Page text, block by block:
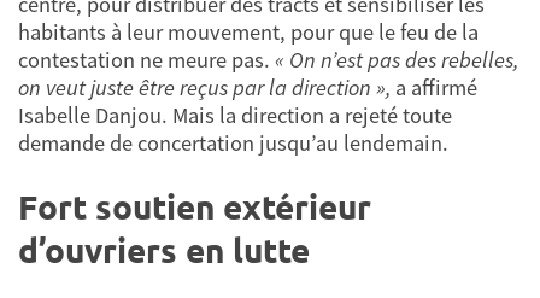
habitants à leur mouvement, pour que le feu de la
contestation ne meure pas. « On n’est pas des rebelles,
on veut juste être reçus par la direction », a affirmé
Isabelle Danjou. Mais la direction a rejeté toute
demande de concertation jusqu’au lendemain.
Fort soutien extérieur
d’ouvriers en lutte